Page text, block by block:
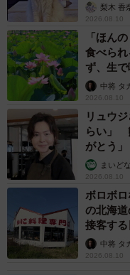
梨木 香
2026.08.10
「ほん
食べら
ず、生
中将 タ
2026.08.10
リュウ
らい」
がとう」
まいど
2026.08.10
ボロボ
の北海
接客する
中将 タ
2026.08.10